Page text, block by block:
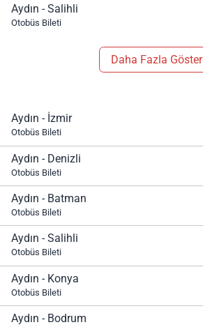
Aydın - Salihli
Otobüs Bileti
Daha Fazla Göster
Aydın - İzmir
Otobüs Bileti
Aydın - Denizli
Otobüs Bileti
Aydın - Batman
Otobüs Bileti
Aydın - Salihli
Otobüs Bileti
Aydın - Konya
Otobüs Bileti
Aydın - Bodrum